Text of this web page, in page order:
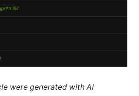
were generated with AI